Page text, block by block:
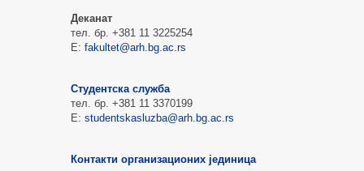
Деканат
тел. бр. +381 11 3225254
Е: fakultet@arh.bg.ac.rs
Студентска служба
тел. бр. +381 11 3370199
Е: studentskasluzba@arh.bg.ac.rs
Контакти организационих јединица